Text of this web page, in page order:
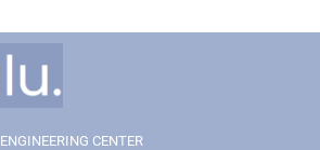
ENGINEERING CENTER